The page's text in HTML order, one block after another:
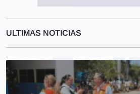
ULTIMAS NOTICIAS